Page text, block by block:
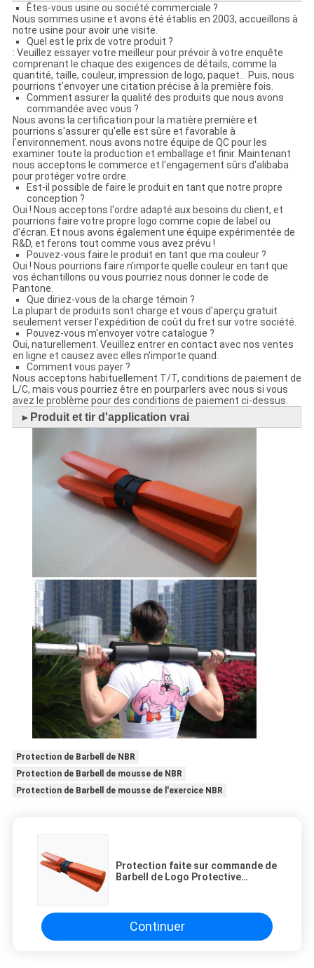
Êtes-vous usine ou société commerciale ?
Nous sommes usine et avons été établis en 2003, accueillons à
notre usine pour avoir une visite.
Quel est le prix de votre produit ?
: Veuillez essayer votre meilleur pour prévoir à votre enquête
comprenant le chaque des exigences de détails, comme la
quantité, taille, couleur, impression de logo, paquet… Puis, nous
pourrions t'envoyer une citation précise à la première fois.
Comment assurer la qualité des produits que nous avons
commandée avec vous ?
Nous avons la certification pour la matière première et
pourrions s'assurer qu'elle est sûre et favorable à
l'environnement. nous avons notre équipe de QC pour les
examiner toute la production et emballage et finir. Maintenant
nous acceptons le commerce et l'engagement sûrs d'alibaba
pour protéger votre ordre.
Est-il possible de faire le produit en tant que notre propre
conception ?
Oui ! Nous acceptons l'ordre adapté aux besoins du client, et
pourrions faire votre propre logo comme copie de label ou
d'écran. Et nous avons également une équipe expérimentée de
R&D, et ferons tout comme vous avez prévu !
Pouvez-vous faire le produit en tant que ma couleur ?
Oui ! Nous pourrions faire n'importe quelle couleur en tant que
vos échantillons ou vous pourriez nous donner le code de
Pantone.
Que diriez-vous de la charge témoin ?
La plupart de produits sont charge et vous d'aperçu gratuit
seulement verser l'expédition de coût du fret sur votre société.
Pouvez-vous m'envoyer votre catalogue ?
Oui, naturellement. Veuillez entrer en contact avec nos ventes
en ligne et causez avec elles n'importe quand.
Comment vous payer ?
Nous acceptons habituellement T/T, conditions de paiement de
L/C, mais vous pourriez être en pourparlers avec nous si vous
avez le problème pour des conditions de paiement ci-dessus.
► Produit et tir d'application vrai
Protection de Barbell de NBR
Protection de Barbell de mousse de NBR
Protection de Barbell de mousse de l'exercice NBR
Protection faite sur commande de
Barbell de Logo Protective
Continuer